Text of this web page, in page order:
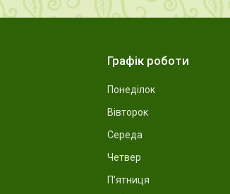
Графік роботи
Понеділок
Вівторок
Середа
Четвер
Пʼятниця